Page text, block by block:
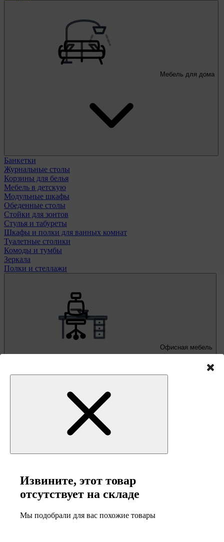
Мебель для дома
Банкетки
Журнальные столы
Корзины для белья
Мебель в детскую
Модульные шкафы
Обеденные столы
Стойки для зонтов
Стулья и табуреты
Шкафы и полки для ванных комнат
Туалетные столики
Комоды и тумбы
Зеркала
Полки и стеллажи
Офисная мебель
Письменные и компьютерные столы
Извините, этот товар
отсутствует на складе
Мы подобрали для вас похожие товары